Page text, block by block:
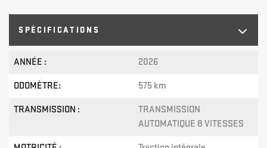
SPÉCIFICATIONS
ANNÉE : 2026
ODOMÈTRE: 575 km
TRANSMISSION :
TRANSMISSION
AUTOMATIQUE 8 VITESSES